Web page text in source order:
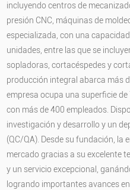
incluyendo centros de
presión CNC, máquinas de
especializada, con una
unidades, entre las que se
sopladoras, cortacéspedes y
producción integral abarca más
empresa ocupa una superficie
con más de 400 empleados.
investigación y desarrollo y un
(QC/QA). Desde su fundación, la
mercado gracias a su excelente
y un servicio excepcional,
logrando importantes avances